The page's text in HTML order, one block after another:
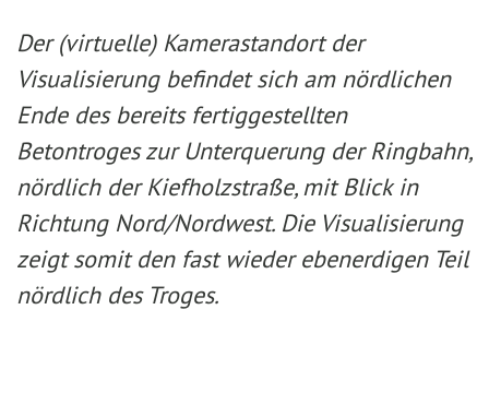
Der (virtuelle) Kamerastandort der
Visualisierung befindet sich am nördlichen
Ende des bereits fertiggestellten
Betontroges zur Unterquerung der Ringbahn,
nördlich der Kiefholzstraße, mit Blick in
Richtung Nord/Nordwest. Die Visualisierung
zeigt somit den fast wieder ebenerdigen Teil
nördlich des Troges.